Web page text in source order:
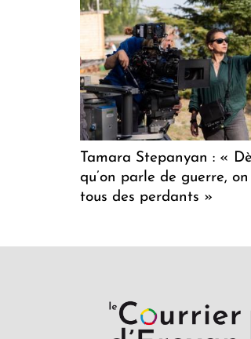
Tamara Stepanyan : «
qu’on parle de guerre,
tous des perdants »